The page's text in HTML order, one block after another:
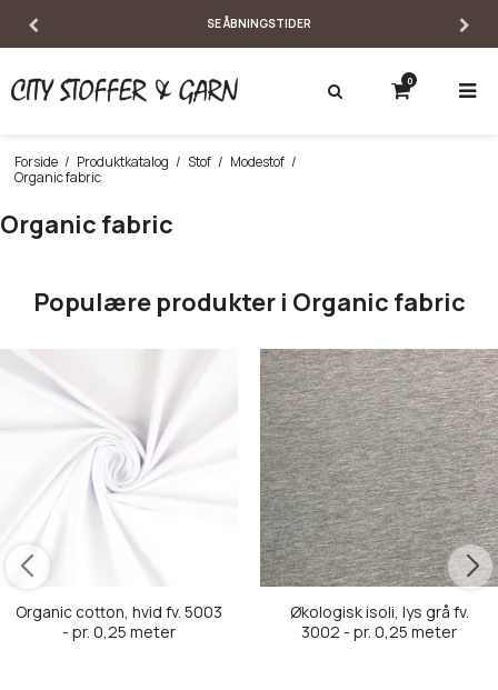
SE ÅBNINGSTIDER
0
Forside / Produktkatalog / Stof / Modestof /
Organic fabric
Organic fabric
Populære produkter i Organic fabric
Organic cotton, hvid fv. 5003
- pr. 0,25 meter
Økologisk isoli, lys grå fv.
3002 - pr. 0,25 meter